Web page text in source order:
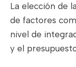
La elección de
de factores
nivel de
y el